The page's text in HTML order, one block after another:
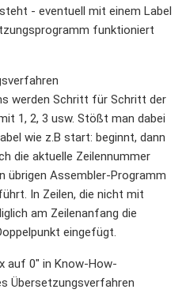
- eventuell mit einem Label
funktioniert
werden Schritt für Schritt der
1, 2, 3 usw. Stößt man dabei
wie z.B start: beginnt, dann
die aktuelle Zeilennummer
übrigen Assembler-Programm
In Zeilen, die nicht mit
am Zeilenanfang die
eingefügt.
auf 0" in Know-How-
Übersetzungsverfahren